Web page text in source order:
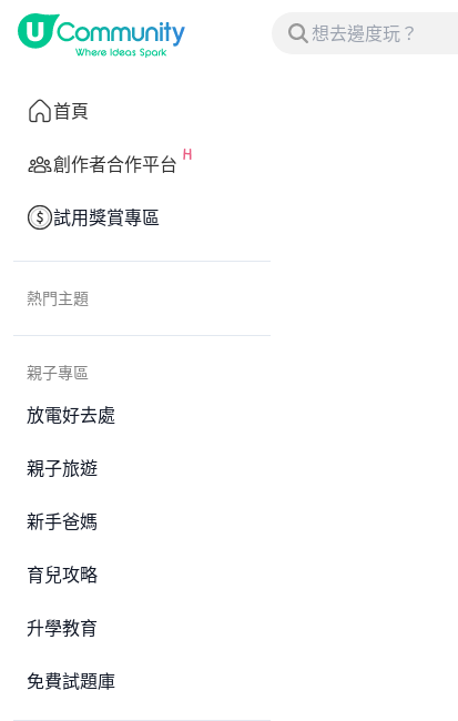
首頁
創作者合作平台
試用獎賞專區
熱門主題
親子專區
放電好去處
親子旅遊
新手爸媽
育兒攻略
升學教育
免費試題庫